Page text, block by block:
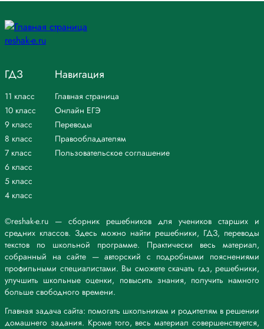
©reshak-e.ru — сборник решебников для учеников старших и
средних классов. Здесь можно найти решебники, ГДЗ, переводы
текстов по школьной программе. Практически весь материал,
собранный на сайте — авторский с подробными пояснениями
профильными специалистами. Вы сможете скачать гдз, решебники,
улучшить школьные оценки, повысить знания, получить намного
больше свободного времени.
Главная задача сайта: помогать школьникам и родителям в решении
домашнего задания. Кроме того, весь материал совершенствуется,
ГДЗ
11 класс
10 класс
9 класс
8 класс
7 класс
6 класс
5 класс
4 класс
Навигация
Главная страница
Онлайн ЕГЭ
Переводы
Правообладателям
Пользовательское соглашение